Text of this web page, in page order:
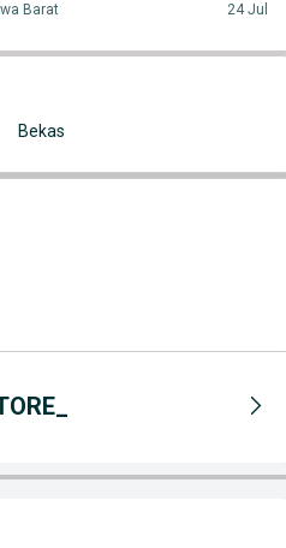
Barat 24 Jul
Bekas